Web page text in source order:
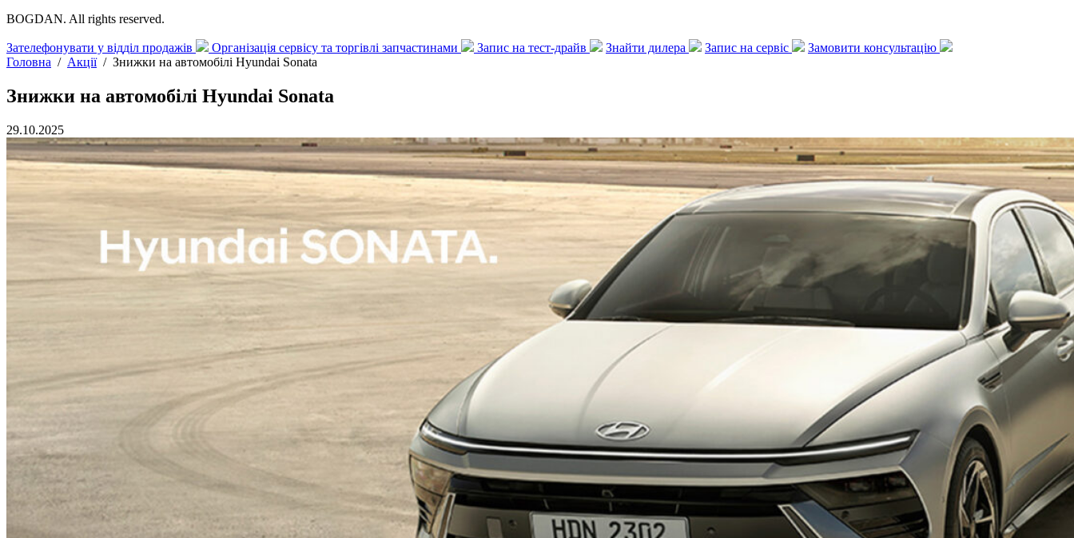
BOGDAN. All rights reserved.
Зателефонувати у відділ продажів Організація сервісу та торгівлі запчастинами Запис на тест-драйв Знайти дилера Запис на сервіс
Замовити консультацію
Головна / Акції/ Знижки на автомобілі Hyundai Sonata
Знижки на автомобілі Hyundai Sonata
29.10.2025